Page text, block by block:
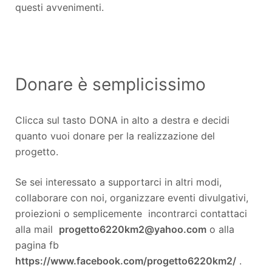
questi avvenimenti.
Donare è semplicissimo
Clicca sul tasto DONA in alto a destra e decidi
quanto vuoi donare per la realizzazione del
progetto.
Se sei interessato a supportarci in altri modi,
collaborare con noi, organizzare eventi divulgativi,
proiezioni o semplicemente incontrarci contattaci
alla mail progetto6220km2@yahoo.com o alla
pagina fb
https://www.facebook.com/progetto6220km2/ .